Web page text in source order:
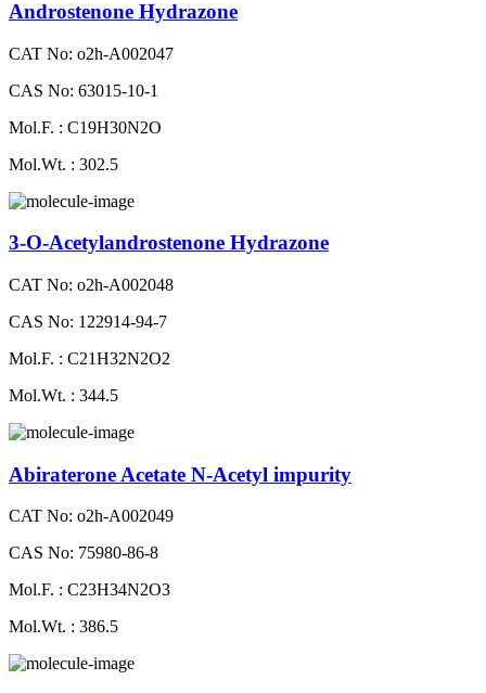
Androstenone Hydrazone
CAT No: o2h-A002047
CAS No: 63015-10-1
Mol.F. : C19H30N2O
Mol.Wt. : 302.5
3-O-Acetylandrostenone Hydrazone
CAT No: o2h-A002048
CAS No: 122914-94-7
Mol.F. : C21H32N2O2
Mol.Wt. : 344.5
Abiraterone Acetate N-Acetyl impurity
CAT No: o2h-A002049
CAS No: 75980-86-8
Mol.F. : C23H34N2O3
Mol.Wt. : 386.5